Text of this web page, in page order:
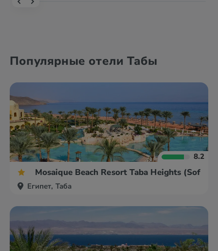
Популярные отели Табы
8.2
Mosaique Beach Resort Taba Heights (Sofitel)
Египет, Таба